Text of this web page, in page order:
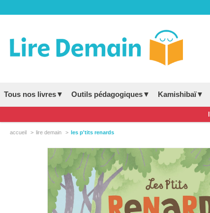
Tous nos livres▼ Outils pédagogiques▼ Kamishibaï▼
accueil lire demain les p'tits renards